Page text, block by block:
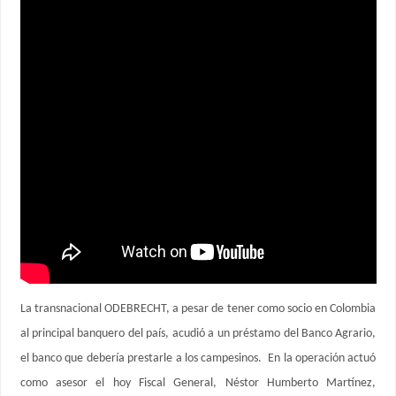
La transnacional ODEBRECHT, a pesar de tener como socio en Colombia
al principal banquero del país, acudió a un préstamo del Banco Agrario,
el banco que debería prestarle a los campesinos. En la operación actuó
como asesor el hoy Fiscal General, Néstor Humberto Martínez,